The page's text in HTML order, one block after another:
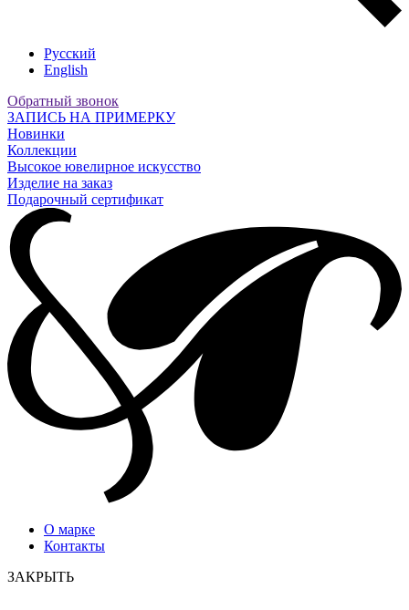
Русский
English
Обратный звонок
ЗАПИСЬ НА ПРИМЕРКУ
Новинки
Коллекции
Высокое ювелирное искусство
Изделие на заказ
Подарочный сертификат
О марке
Контакты
ЗАКРЫТЬ